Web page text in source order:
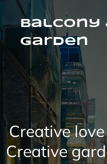
Skip
contentBalcony
Garden
Creative
Creative